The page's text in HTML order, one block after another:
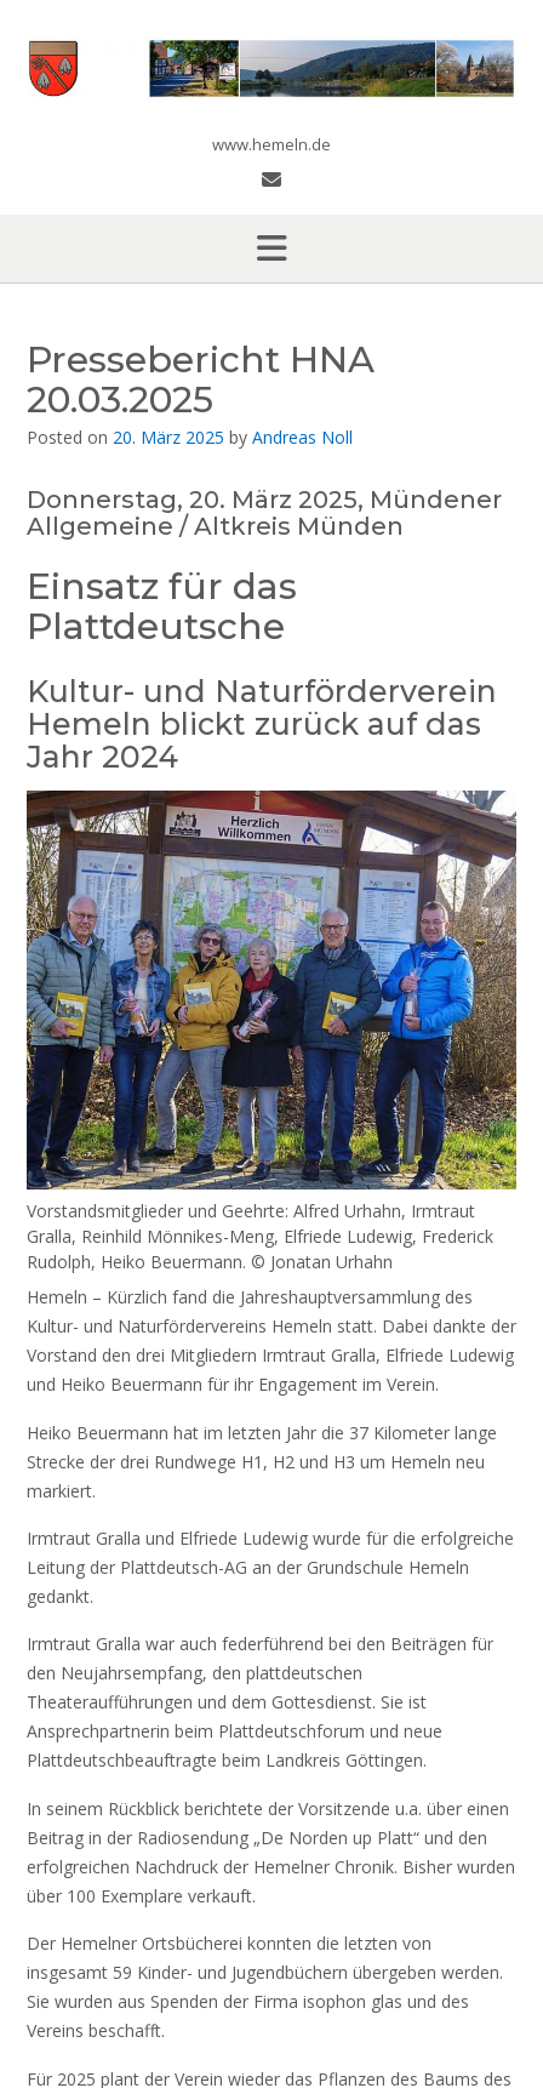
content
www.hemeln.de
Pressebericht HNA
20.03.2025
Posted on 20. März 2025 by Andreas Noll
Donnerstag, 20. März 2025, Mündener
Allgemeine / Altkreis Münden
Einsatz für das
Plattdeutsche
Kultur- und Naturförderverein
Hemeln blickt zurück auf das
Jahr 2024
Vorstandsmitglieder und Geehrte: Alfred Urhahn, Irmtraut
Gralla, Reinhild Mönnikes-Meng, Elfriede Ludewig, Frederick
Rudolph, Heiko Beuermann. © Jonatan Urhahn
Hemeln – Kürzlich fand die Jahreshauptversammlung des
Kultur- und Naturfördervereins Hemeln statt. Dabei dankte der
Vorstand den drei Mitgliedern Irmtraut Gralla, Elfriede Ludewig
und Heiko Beuermann für ihr Engagement im Verein.
Heiko Beuermann hat im letzten Jahr die 37 Kilometer lange
Strecke der drei Rundwege H1, H2 und H3 um Hemeln neu
markiert.
Irmtraut Gralla und Elfriede Ludewig wurde für die erfolgreiche
Leitung der Plattdeutsch-AG an der Grundschule Hemeln
gedankt.
Irmtraut Gralla war auch federführend bei den Beiträgen für
den Neujahrsempfang, den plattdeutschen
Theateraufführungen und dem Gottesdienst. Sie ist
Ansprechpartnerin beim Plattdeutschforum und neue
Plattdeutschbeauftragte beim Landkreis Göttingen.
In seinem Rückblick berichtete der Vorsitzende u.a. über einen
Beitrag in der Radiosendung „De Norden up Platt“ und den
erfolgreichen Nachdruck der Hemelner Chronik. Bisher wurden
über 100 Exemplare verkauft.
Der Hemelner Ortsbücherei konnten die letzten von
insgesamt 59 Kinder- und Jugendbüchern übergeben werden.
Sie wurden aus Spenden der Firma isophon glas und des
Vereins beschafft.
Für 2025 plant der Verein wieder das Pflanzen des Baums des